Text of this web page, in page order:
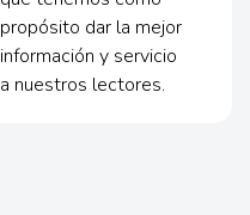
propósito dar la mejor
información y servicio
a nuestros lectores.